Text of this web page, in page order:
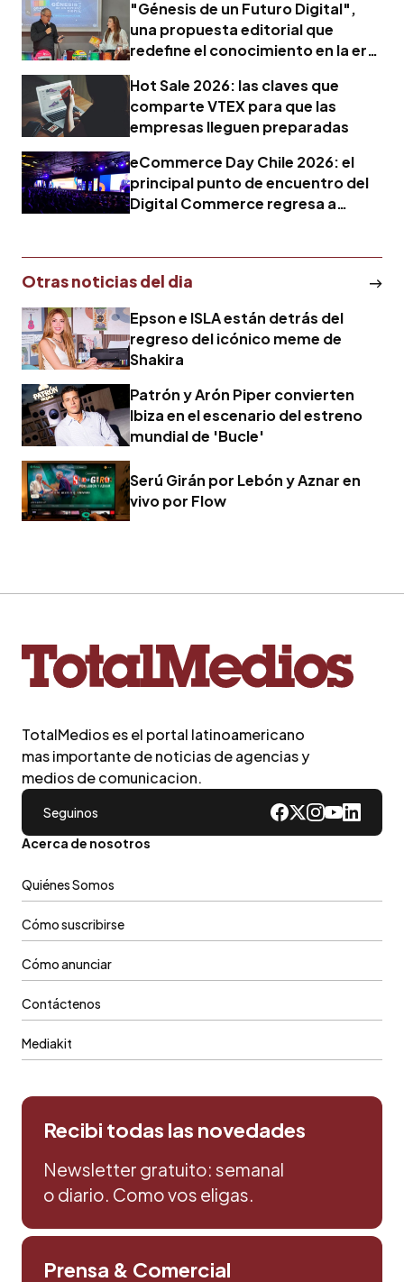
"Génesis de un Futuro Digital",
una propuesta editorial que
redefine el conocimiento en la era
Hot Sale 2026: las claves que
comparte VTEX para que las
empresas lleguen preparadas
eCommerce Day Chile 2026: el
principal punto de encuentro del
Digital Commerce regresa a
Otras noticias del dia
Epson e ISLA están detrás del
regreso del icónico meme de
Shakira
Patrón y Arón Piper convierten
Ibiza en el escenario del estreno
mundial de 'Bucle'
Serú Girán por Lebón y Aznar en
vivo por Flow
TotalMedios es el portal latinoamericano
mas importante de noticias de agencias y
medios de comunicacion.
Seguinos
Acerca de nosotros
Quiénes Somos
Cómo suscribirse
Cómo anunciar
Contáctenos
Mediakit
Recibi todas las novedades
Newsletter gratuito: semanal
o diario. Como vos eligas.
Prensa & Comercial